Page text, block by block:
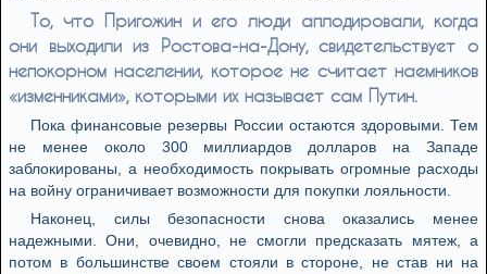
То, что Пригожин и его люди аплодировали, когда
они выходили из Ростова-на-Дону, свидетельствует о
непокорном населении, которое не считает наемников
«изменниками», которыми их называет сам Путин.
Пока финансовые резервы России остаются здоровыми. Тем
не менее около 300 миллиардов долларов на Западе
заблокированы, а необходимость покрывать огромные расходы
на войну ограничивает возможности для покупки лояльности.
Наконец, силы безопасности снова оказались менее
надежными. Они, очевидно, не смогли предсказать мятеж, а
потом в большинстве своем стояли в стороне, не став ни на